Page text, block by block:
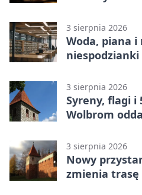
3 sierpnia 2026
Woda, piana i
niespodzianki
3 sierpnia 2026
Syreny, flagi i
Wolbrom
3 sierpnia 2026
Nowy
zmienia trasę